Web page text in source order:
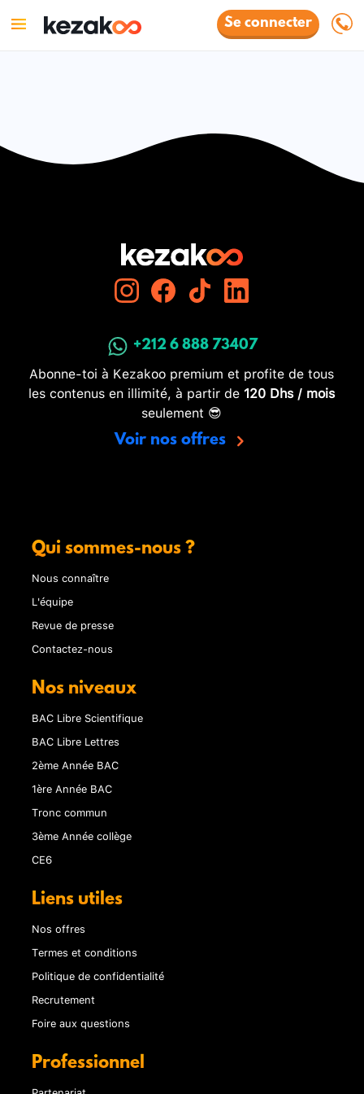
Se connecter
+212 6 888 73407
Abonne-toi à Kezakoo premium et profite de tous
les contenus en illimité, à partir de 120 Dhs / mois
seulement 😎
Voir nos offres
Qui sommes-nous ?
Nous connaître
L'équipe
Revue de presse
Contactez-nous
Nos niveaux
BAC Libre Scientifique
BAC Libre Lettres
2ème Année BAC
1ère Année BAC
Tronc commun
3ème Année collège
CE6
Liens utiles
Nos offres
Termes et conditions
Politique de confidentialité
Recrutement
Foire aux questions
Professionnel